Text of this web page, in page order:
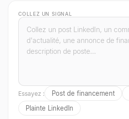
COLLEZ UN SIGNAL
Essayez : Post de financement
Plainte LinkedIn